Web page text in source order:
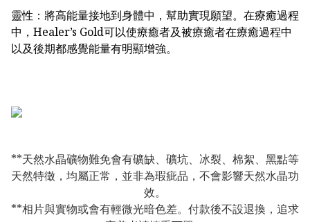
靈性：將高能量接地到身體中，幫助實現願望。在療癒過程
中，Healer’s Gold可以使療癒者及被療癒者在療癒過程中
以及後期都感覺能量有明顯增強。
**天然水晶礦物難免會有礦缺、礦坑、冰裂、棉絮、黑點等
天然特徵，均屬正常，並非為瑕疵品，不會影響天然水晶功
效。
**相片與實物或會有輕微光暗色差。付款後不設退換，追求